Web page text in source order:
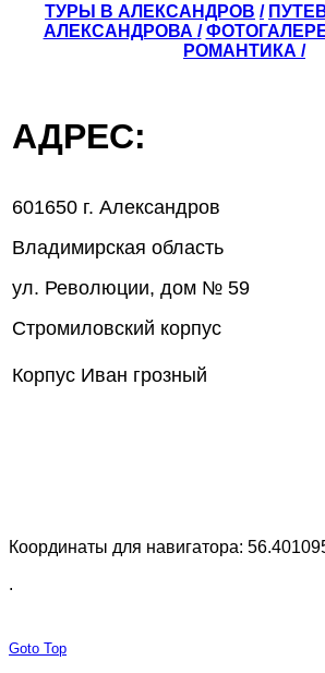
ТУРЫ В АЛЕКСАНДРОВ /
АЛЕКСАНДРОВА /
РОМАНТИКА /
АДРЕС:
601650 г. Александров
Владимирская область
ул. Революции, дом № 59
Стромиловский корпус
Корпус Иван грозный
Координаты для навигатора:
.
Goto Top